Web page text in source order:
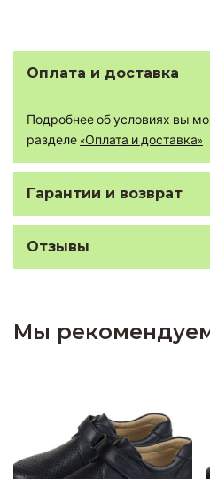
Оплата и доставка
Подробнее об условиях вы
разделе «Оплата и доставка»
Гарантии и возврат
Отзывы
Мы